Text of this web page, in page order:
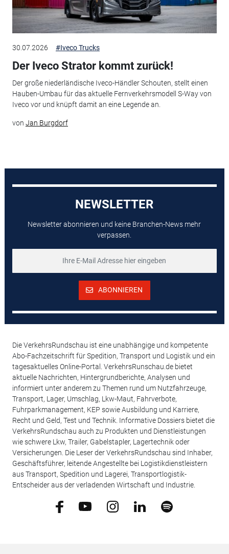
30.07.2026 #Iveco Trucks
Der Iveco Strator kommt zurück!
Der große niederländische Iveco-Händler Schouten, stellt einen
Hauben-Umbau für das aktuelle Fernverkehrsmodell S-Way von
Iveco vor und knüpft damit an eine Legende an.
von Jan Burgdorf
NEWSLETTER
Newsletter abonnieren und keine Branchen-News mehr
verpassen.
ABONNIEREN
Die VerkehrsRundschau ist eine unabhängige und kompetente
Abo-Fachzeitschrift für Spedition, Transport und Logistik und ein
tagesaktuelles Online-Portal. VerkehrsRunschau.de bietet
aktuelle Nachrichten, Hintergrundberichte, Analysen und
informiert unter anderem zu Themen rund um Nutzfahrzeuge,
Transport, Lager, Umschlag, Lkw-Maut, Fahrverbote,
Fuhrparkmanagement, KEP sowie Ausbildung und Karriere,
Recht und Geld, Test und Technik. Informative Dossiers bietet die
VerkehrsRundschau auch zu Produkten und Dienstleistungen
wie schwere Lkw, Trailer, Gabelstapler, Lagertechnik oder
Versicherungen. Die Leser der VerkehrsRundschau sind Inhaber,
Geschäftsführer, leitende Angestellte bei Logistikdienstleistern
aus Transport, Spedition und Lagerei, Transportlogistik-
Entscheider aus der verladenden Wirtschaft und Industrie.